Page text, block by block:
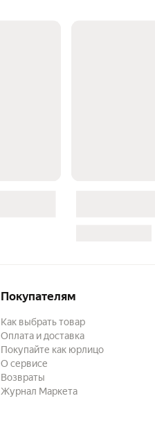
Покупателям
Как выбрать товар
Оплата и доставка
Покупайте как юрлицо
О сервисе
Возвраты
Журнал Маркета